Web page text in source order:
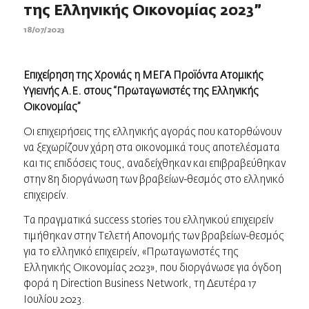
της Ελληνικής Οικονομίας 2023”
18/07/2023
Επιχείρηση της Χρονιάς η ΜΕΓΑ Προϊόντα Ατομικής
Υγιεινής Α.Ε. στους “Πρωταγωνιστές της Ελληνικής
Οικονομίας”
Oι επιχειρήσεις της ελληνικής αγοράς που κατορθώνουν
να ξεχωρίζουν χάρη στα οικονομικά τους αποτελέσματα
και τις επιδόσεις τους, αναδείχθηκαν και επιβραβεύθηκαν
στην 8η διοργάνωση των βραβείων-θεσμός στο ελληνικό
επιχειρείν.
Τα πραγματικά success stories του ελληνικού επιχειρείν
τιμήθηκαν στην Τελετή Απονομής των βραβείων-θεσμός
για το ελληνικό επιχειρείν, «Πρωταγωνιστές της
Ελληνικής Οικονομίας 2023», που διοργάνωσε για όγδοη
φορά η Direction Business Network, τη Δευτέρα 17
Ιουλίου 2023.